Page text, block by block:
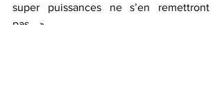
super puissances ne s’en remettront
pas… »